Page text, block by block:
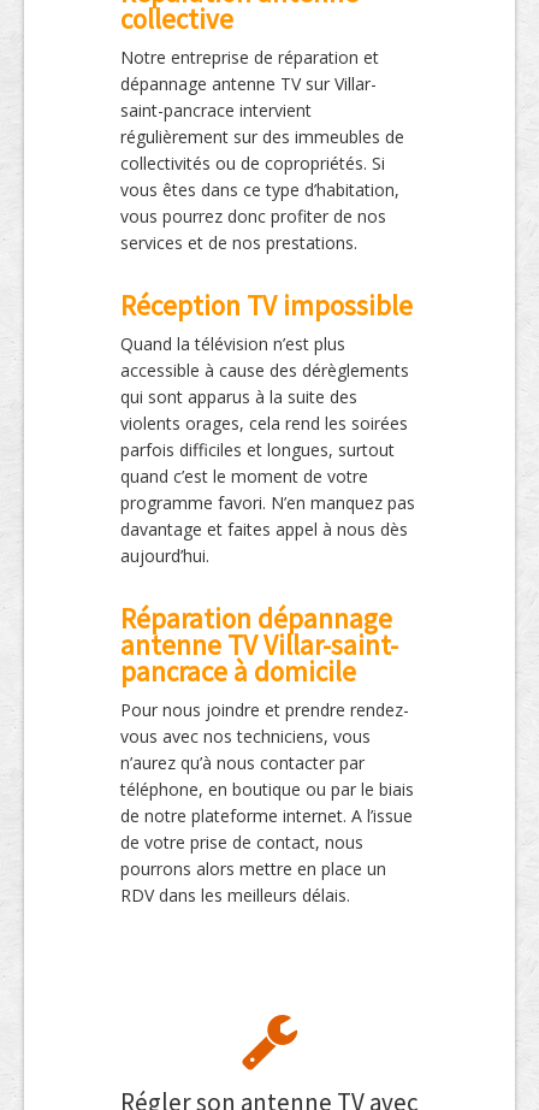
collective
Notre entreprise de réparation et
dépannage antenne TV sur Villar-
saint-pancrace intervient
régulièrement sur des immeubles de
collectivités ou de copropriétés. Si
vous êtes dans ce type d’habitation,
vous pourrez donc profiter de nos
services et de nos prestations.
Réception TV impossible
Quand la télévision n’est plus
accessible à cause des dérèglements
qui sont apparus à la suite des
violents orages, cela rend les soirées
parfois difficiles et longues, surtout
quand c’est le moment de votre
programme favori. N’en manquez pas
davantage et faites appel à nous dès
aujourd’hui.
Réparation dépannage
antenne TV Villar-saint-
pancrace à domicile
Pour nous joindre et prendre rendez-
vous avec nos techniciens, vous
n’aurez qu’à nous contacter par
téléphone, en boutique ou par le biais
de notre plateforme internet. A l’issue
de votre prise de contact, nous
pourrons alors mettre en place un
RDV dans les meilleurs délais.
Régler son antenne TV avec